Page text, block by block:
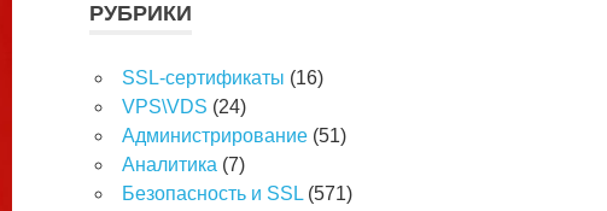
РУБРИКИ
SSL-сертификаты (16)
VPS\VDS (24)
Администрирование (51)
Аналитика (7)
Безопасность и SSL (571)